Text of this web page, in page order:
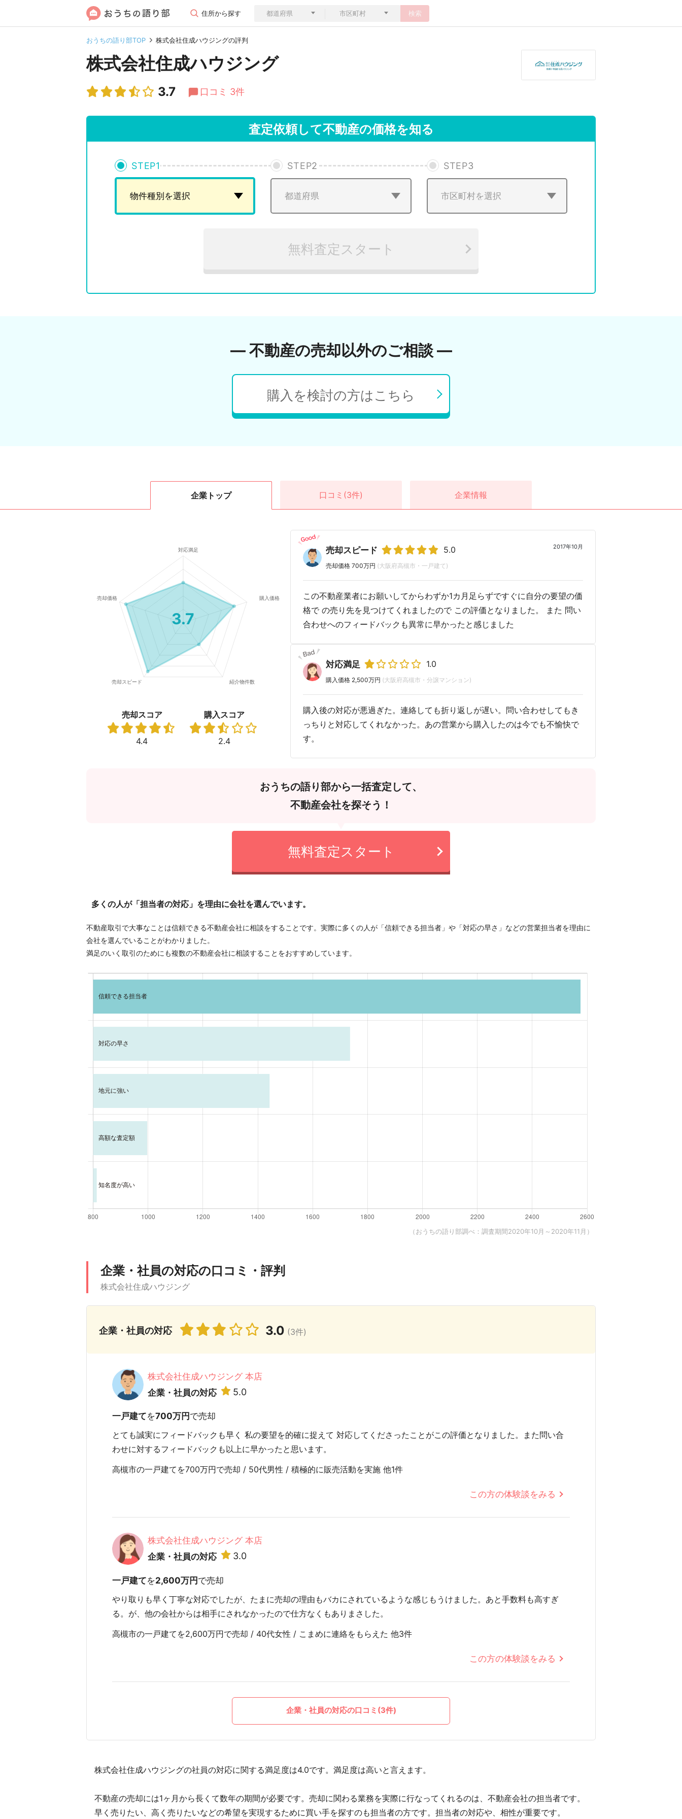
住所から探す 検索
おうちの語り部TOP 株式会社住成ハウジングの評判
株式会社住成ハウジング
3.7 口コミ 3件
査定依頼して不動産の価格を知る
STEP1 STEP2 STEP3
無料査定スタート
― 不動産の売却以外のご相談 ―
購入を検討の方はこちら
企業 トップ 口コミ (3件) 企業情報
3.7
売却スコア
4.4
購入スコア
2.4
2017年10月
売却スピード 5.0
売却価格 700万円 (大阪府高槻市・一戸建て)
この不動産業者にお願いしてからわずか1カ月足らずですぐに自分の要望の価
格で の売り先を見つけてくれましたので この評価となりました。 また 問い
合わせへのフィードバックも異常に早かったと感じました
対応満足 1.0
購入価格 2,500万円 (大阪府高槻市・分譲マンション)
購入後の対応が悪過ぎた。連絡しても折り返しが遅い。問い合わせしてもき
っちりと対応してくれなかった。あの営業から購入したのは今でも不愉快で
す。
おうちの語り部から一括査定して、
不動産会社を探そう！
無料査定スタート
多くの人が「担当者の対応」を理由に会社を選んでいます。
不動産取引で大事なことは信頼できる不動産会社に相談をすることです。実際に多くの人が「信頼できる担当者」や「対応の早さ」などの営業担当者を理由に
会社を選んでいることがわかりました。
満足のいく取引のためにも複数の不動産会社に相談することをおすすめしています。
（おうちの語り部調べ：調査期間2020年10月～2020年11月）
企業・社員の対応の口コミ・評判
株式会社住成ハウジング
企業・社員の対応 3.0 (3件)
株式会社住成ハウジング 本店
企業・社員の対応
5.0
一戸建てを700万円 で売却
とても誠実にフィードバックも早く 私の要望を的確に捉えて 対応してくださったことがこの評価となりました。また問い合
わせに対するフィードバックも以上に早かったと思います。
高槻市の一戸建てを700万円で売却 / 50代男性 / 積極的に販売活動を実施 他1件
この方の体験談をみる
株式会社住成ハウジング 本店
企業・社員の対応
3.0
一戸建てを2,600万円で売却
やり取りも早く丁寧な対応でしたが、たまに売却の理由もバカにされているような感じもうけました。あと手数料も高すぎ
る。が、他の会社からは相手にされなかったので仕方なくもありまさした。
高槻市の一戸建てを2,600万円で売却 / 40代女性 / こまめに連絡をもらえた 他3件
この方の体験談をみる
企業・社員の対応の口コミ(3件)
株式会社住成ハウジングの社員の対応に関する満足度は4.0です。満足度は高いと言えます。
不動産の売却には1ヶ月から長くて数年の期間が必要です。売却に関わる業務を実際に行なってくれるのは、不動産会社の担当者です。
早く売りたい、高く売りたいなどの希望を実現するために買い手を探すのも担当者の方です。担当者の対応や、相性が重要です。